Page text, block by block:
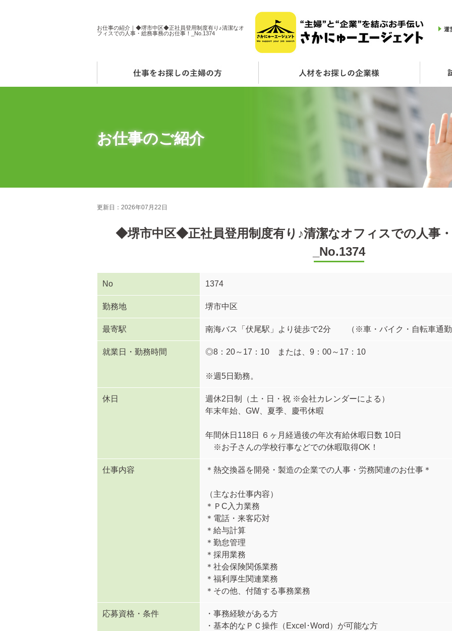
お仕事の紹介｜◆堺市中区◆正社員登用制度有り♪清潔なオ
フィスでの人事・総務事務のお仕事！_No.1374
運
お仕事のご紹介
更新日：2026年07月22日
◆堺市中区◆正社員登用制度有り♪清潔なオフィスでの人事
_No.1374
No 1374
勤務地 堺市中区
最寄駅 南海バス「伏尾駅」より徒歩で2分 （※車・バイク・自転車通
就業日・勤務時間 ◎8：20～17：10 または、9：00～17：10
※週5日勤務。
休日
週休2日制（土・日・祝 ※会社カレンダーによる）
年末年始、GW、夏季、慶弔休暇
年間休日118日 ６ヶ月経過後の年次有給休暇日数 10日
※お子さんの学校行事などでの休暇取得OK！
仕事内容 ＊熱交換器を開発・製造の企業での人事・労務関連のお仕事＊
（主なお仕事内容）
＊ＰC入力業務
＊電話・来客応対
＊給与計算
＊勤怠管理
＊採用業務
＊社会保険関係業務
＊福利厚生関連業務
＊その他、付随する事務業務
応募資格・条件
・事務経験がある方
・基本的なＰＣ操作（Excel･Word）が可能な方